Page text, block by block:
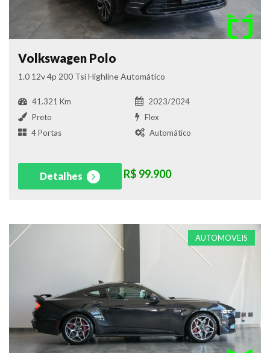
Volkswagen Polo
1.0 12v 4p 200 Tsi Highline Automático
41.321 Km
2023/2024
Preto
Flex
4 Portas
Automático
Detalhes R$ 99.900
AUTOMOVEIS